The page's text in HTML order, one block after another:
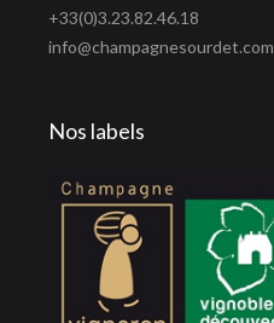
+33(0)3.23.82.46.18
info@champagnesourdet.com
Nos labels